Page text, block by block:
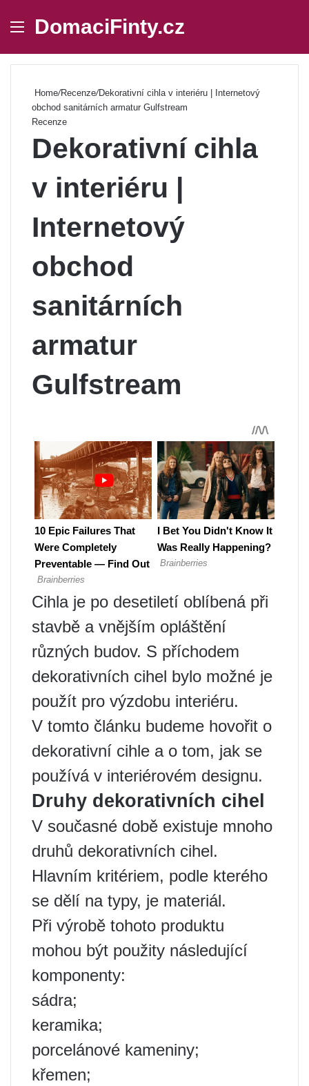
Menu
DomaciFinty.cz
Home/Recenze/Dekorativní cihla v interiéru | Internetový
obchod sanitárních armatur Gulfstream
Recenze
Dekorativní cihla
v interiéru |
Internetový
obchod
sanitárních
armatur
Gulfstream
Cihla je po desetiletí oblíbená při
stavbě a vnějším opláštění
různých budov. S příchodem
dekorativních cihel bylo možné je
použít pro výzdobu interiéru.
V tomto článku budeme hovořit o
dekorativní cihle a o tom, jak se
používá v interiérovém designu.
Druhy dekorativních cihel
V současné době existuje mnoho
druhů dekorativních cihel.
Hlavním kritériem, podle kterého
se dělí na typy, je materiál.
Při výrobě tohoto produktu
mohou být použity následující
komponenty:
sádra;
keramika;
porcelánové kameniny;
křemen;